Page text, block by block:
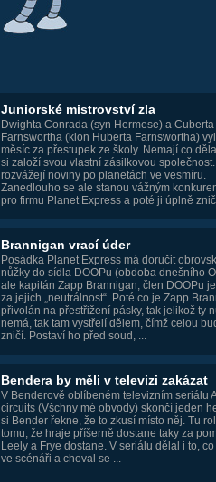
Juniorské mistrovství zla
Dwighta Conrada (syn Hermese) a Cuberta
Farnswortha (klon Huberta Farnswortha)
měsíc za přestupek ze školy. Nemají co
si založí svou vlastní zásilkovou
rozvážejí noviny po planetách ve vesmíru.
Zanedlouho se ale stanou vážným
pro firmu Planet Express a poté ji úplně
Brannigan vrací úder
Posádka Planet Express má doručit
nůžky do sídla DOOPu (obdoba dnešního
ale kapitán Zapp Brannigan, člen DOOPu
za jejich „neutrálnost“. Poté co je Zapp
přivolán na přestřižení pásky, tak jelikož ty
nemá, tak tam vystřelí dělem, čímž celou
zničí. Postaví ho před soud, ...
Bendera by měli v televizi zakázat
V Benderově oblíbeném televizním seriálu
circuits (Všchny mé obvody) skončí jeden
si Bender řekne, že to zkusí místo něj. Tu
tomu, že hraje příšerně dostane taky za
Leely a Frye dostane. V seriálu dělal i to,
ve scénáři a choval se ...